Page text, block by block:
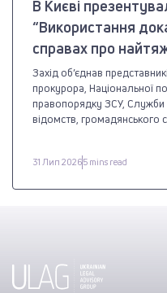
В Києві
“Використання
справах про
Захід об’єднав
прокурора, Національної
правопорядку ЗСУ, Служби
відомств, громадянського
31 Лип 20265 mins read